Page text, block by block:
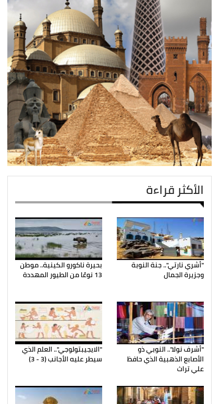
الأكثر قراءة
"أشري نارتي".. جنة النوبة
وجزيرة الجمال
بحيرة ناكورو الكينية.. موطن
13 نوعًا من الطيور المهددة
"أشرف نولا".. النوبي ذو
الأصابع الذهبية الذي حافظ
علي تراث
"الايجيبتولوجي".. العلم الذي
سيطر عليه الأجانب (3 - 3)